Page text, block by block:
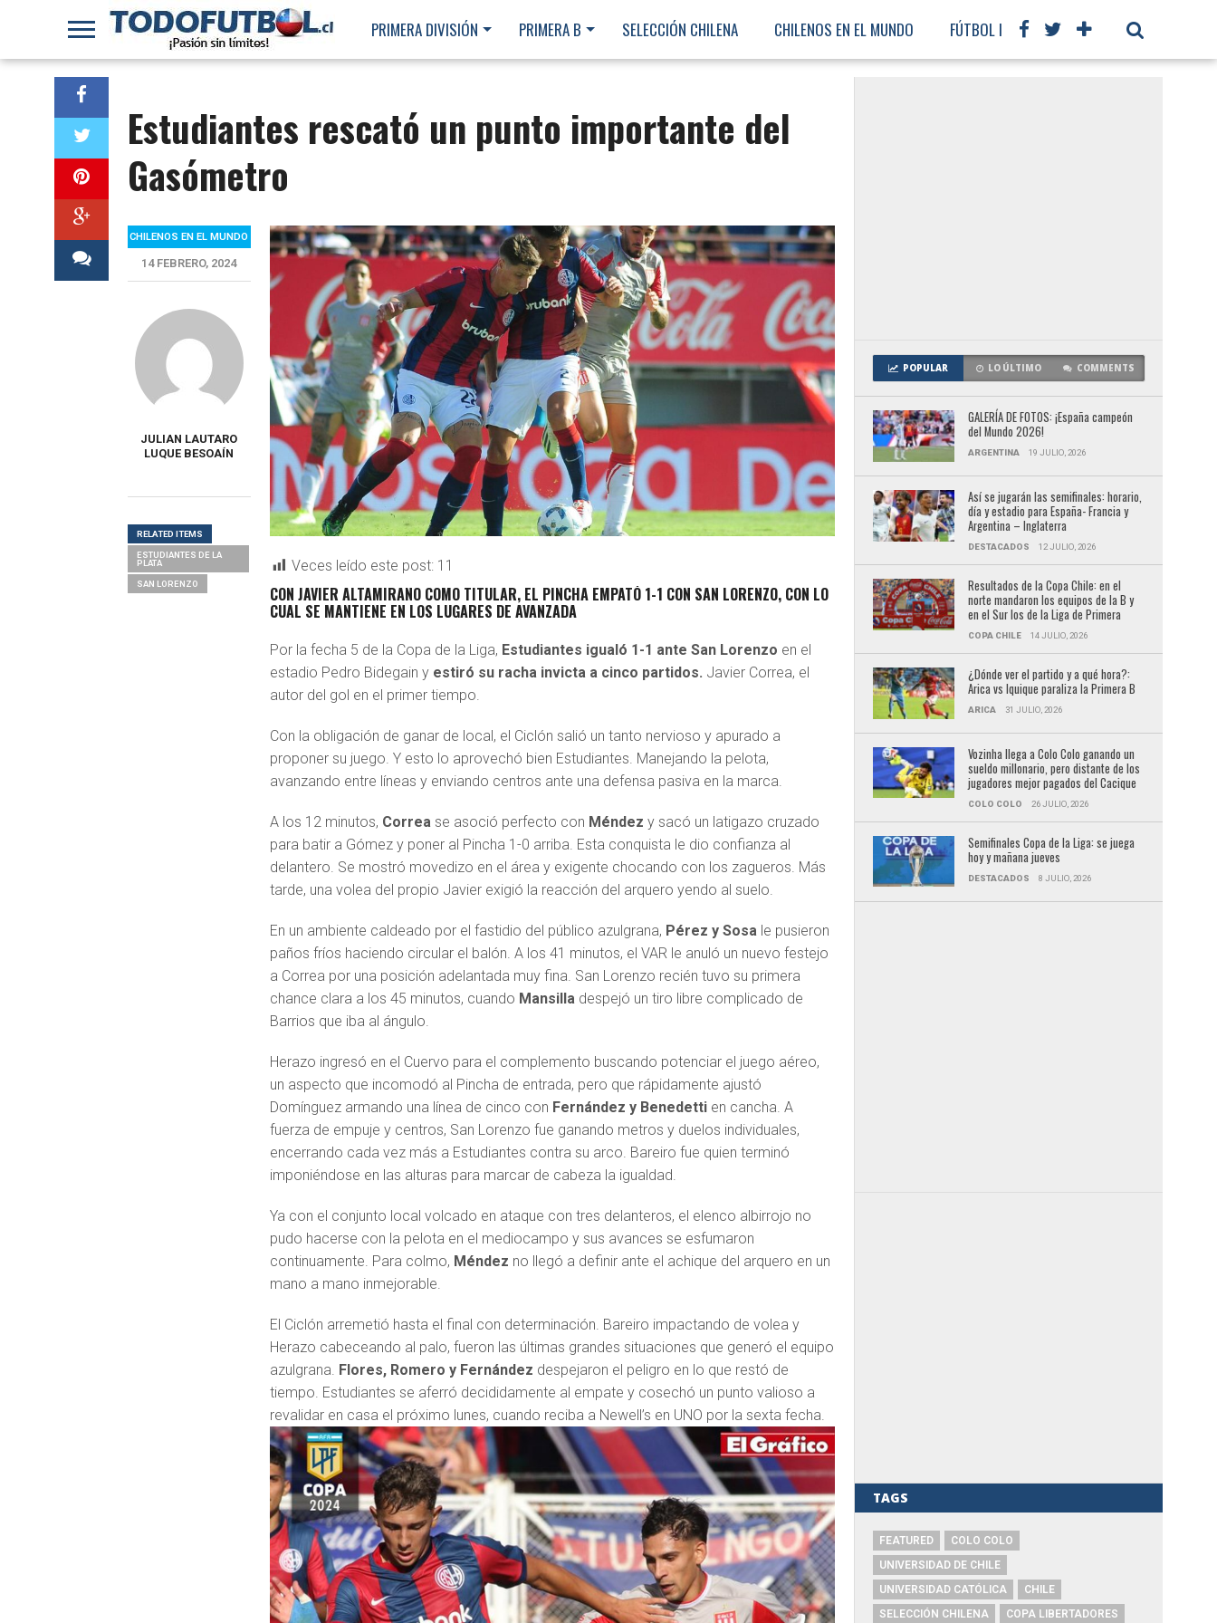
PRIMERA DIVISIÓN PRIMERA B SELECCIÓN CHILENA CHILENOS EN EL MUNDO FÚTBOL INTERNACIONAL
Estudiantes rescató un punto importante del
Gasómetro
Veces leído este post: 11
CON JAVIER ALTAMIRANO COMO TITULAR, EL PINCHA EMPATÓ 1-1 CON SAN LORENZO, CON LO
CUAL SE MANTIENE EN LOS LUGARES DE AVANZADA
Por la fecha 5 de la Copa de la Liga, Estudiantes igualó 1-1 ante San Lorenzo en el
estadio Pedro Bidegain y estiró su racha invicta a cinco partidos. Javier Correa, el
autor del gol en el primer tiempo.
Con la obligación de ganar de local, el Ciclón salió un tanto nervioso y apurado a
proponer su juego. Y esto lo aprovechó bien Estudiantes. Manejando la pelota,
avanzando entre líneas y enviando centros ante una defensa pasiva en la marca.
A los 12 minutos, Correa se asoció perfecto con Méndez y sacó un latigazo cruzado
para batir a Gómez y poner al Pincha 1-0 arriba. Esta conquista le dio confianza al
delantero. Se mostró movedizo en el área y exigente chocando con los zagueros. Más
tarde, una volea del propio Javier exigió la reacción del arquero yendo al suelo.
En un ambiente caldeado por el fastidio del público azulgrana, Pérez y Sosa le pusieron
paños fríos haciendo circular el balón. A los 41 minutos, el VAR le anuló un nuevo festejo
a Correa por una posición adelantada muy fina. San Lorenzo recién tuvo su primera
chance clara a los 45 minutos, cuando Mansilla despejó un tiro libre complicado de
Barrios que iba al ángulo.
Herazo ingresó en el Cuervo para el complemento buscando potenciar el juego aéreo,
un aspecto que incomodó al Pincha de entrada, pero que rápidamente ajustó
Domínguez armando una línea de cinco con Fernández y Benedetti en cancha. A
fuerza de empuje y centros, San Lorenzo fue ganando metros y duelos individuales,
encerrando cada vez más a Estudiantes contra su arco. Bareiro fue quien terminó
imponiéndose en las alturas para marcar de cabeza la igualdad.
Ya con el conjunto local volcado en ataque con tres delanteros, el elenco albirrojo no
pudo hacerse con la pelota en el mediocampo y sus avances se esfumaron
continuamente. Para colmo, Méndez no llegó a definir ante el achique del arquero en un
mano a mano inmejorable.
El Ciclón arremetió hasta el final con determinación. Bareiro impactando de volea y
Herazo cabeceando al palo, fueron las últimas grandes situaciones que generó el equipo
azulgrana. Flores, Romero y Fernández despejaron el peligro en lo que restó de
tiempo. Estudiantes se aferró decididamente al empate y cosechó un punto valioso a
revalidar en casa el próximo lunes, cuando reciba a Newell’s en UNO por la sexta fecha.
CHILENOS EN EL MUNDO
14 FEBRERO, 2024
JULIAN LAUTARO
LUQUE BESOAÍN
RELATED ITEMS
ESTUDIANTES DE LA
PLATA
SAN LORENZO
POPULAR LO ÚLTIMO COMMENTS
GALERÍA DE FOTOS: ¡España campeón
del Mundo 2026!
ARGENTINA 19 JULIO, 2026
Así se jugarán las semifinales: horario,
día y estadio para España- Francia y
Argentina – Inglaterra
DESTACADOS 12 JULIO, 2026
Resultados de la Copa Chile: en el
norte mandaron los equipos de la B y
en el Sur los de la Liga de Primera
COPA CHILE 14 JULIO, 2026
¿Dónde ver el partido y a qué hora?:
Arica vs Iquique paraliza la Primera B
ARICA 31 JULIO, 2026
Vozinha llega a Colo Colo ganando un
sueldo millonario, pero distante de los
jugadores mejor pagados del Cacique
COLO COLO 26 JULIO, 2026
Semifinales Copa de la Liga: se juega
hoy y mañana jueves
DESTACADOS 8 JULIO, 2026
TAGS
FEATURED
COLO COLO
UNIVERSIDAD DE CHILE
UNIVERSIDAD CATÓLICA
CHILE
SELECCIÓN CHILENA
COPA LIBERTADORES